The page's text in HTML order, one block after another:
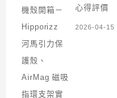
心得評價
2026-04-15